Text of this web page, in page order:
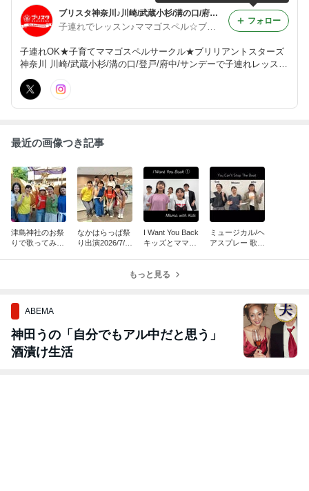
ブリスタ神奈川♪川崎/武蔵小杉/溝の口/府中で子連れOKママが歌うゴスペルサークル
子連れでレッスン♪ママゴスペル☆ブリリアントスターズ神奈川♪武蔵小杉/溝の口/府中/湘南/サンデー/キッズ
子連れOK★子育てママゴスペルサークル★ブリリアントスターズ
神奈川 川崎/武蔵小杉/溝の口/登戸/府中/サンデーで子連れレッスン
ズ（略してブリスタ）』神奈川支部のブログです
フォロー
最近の画像つき記事
津島神社のお祭
りで歌ってみた
なかはらっぱ祭
り出演2026/7/1
I Want You Back
キッズとママで
ミュージカル/ヘ
アスプレー 歌っ
もっと見る
ABEMA
神田うの「自分でもアル中だと思う」
酒漬け生活